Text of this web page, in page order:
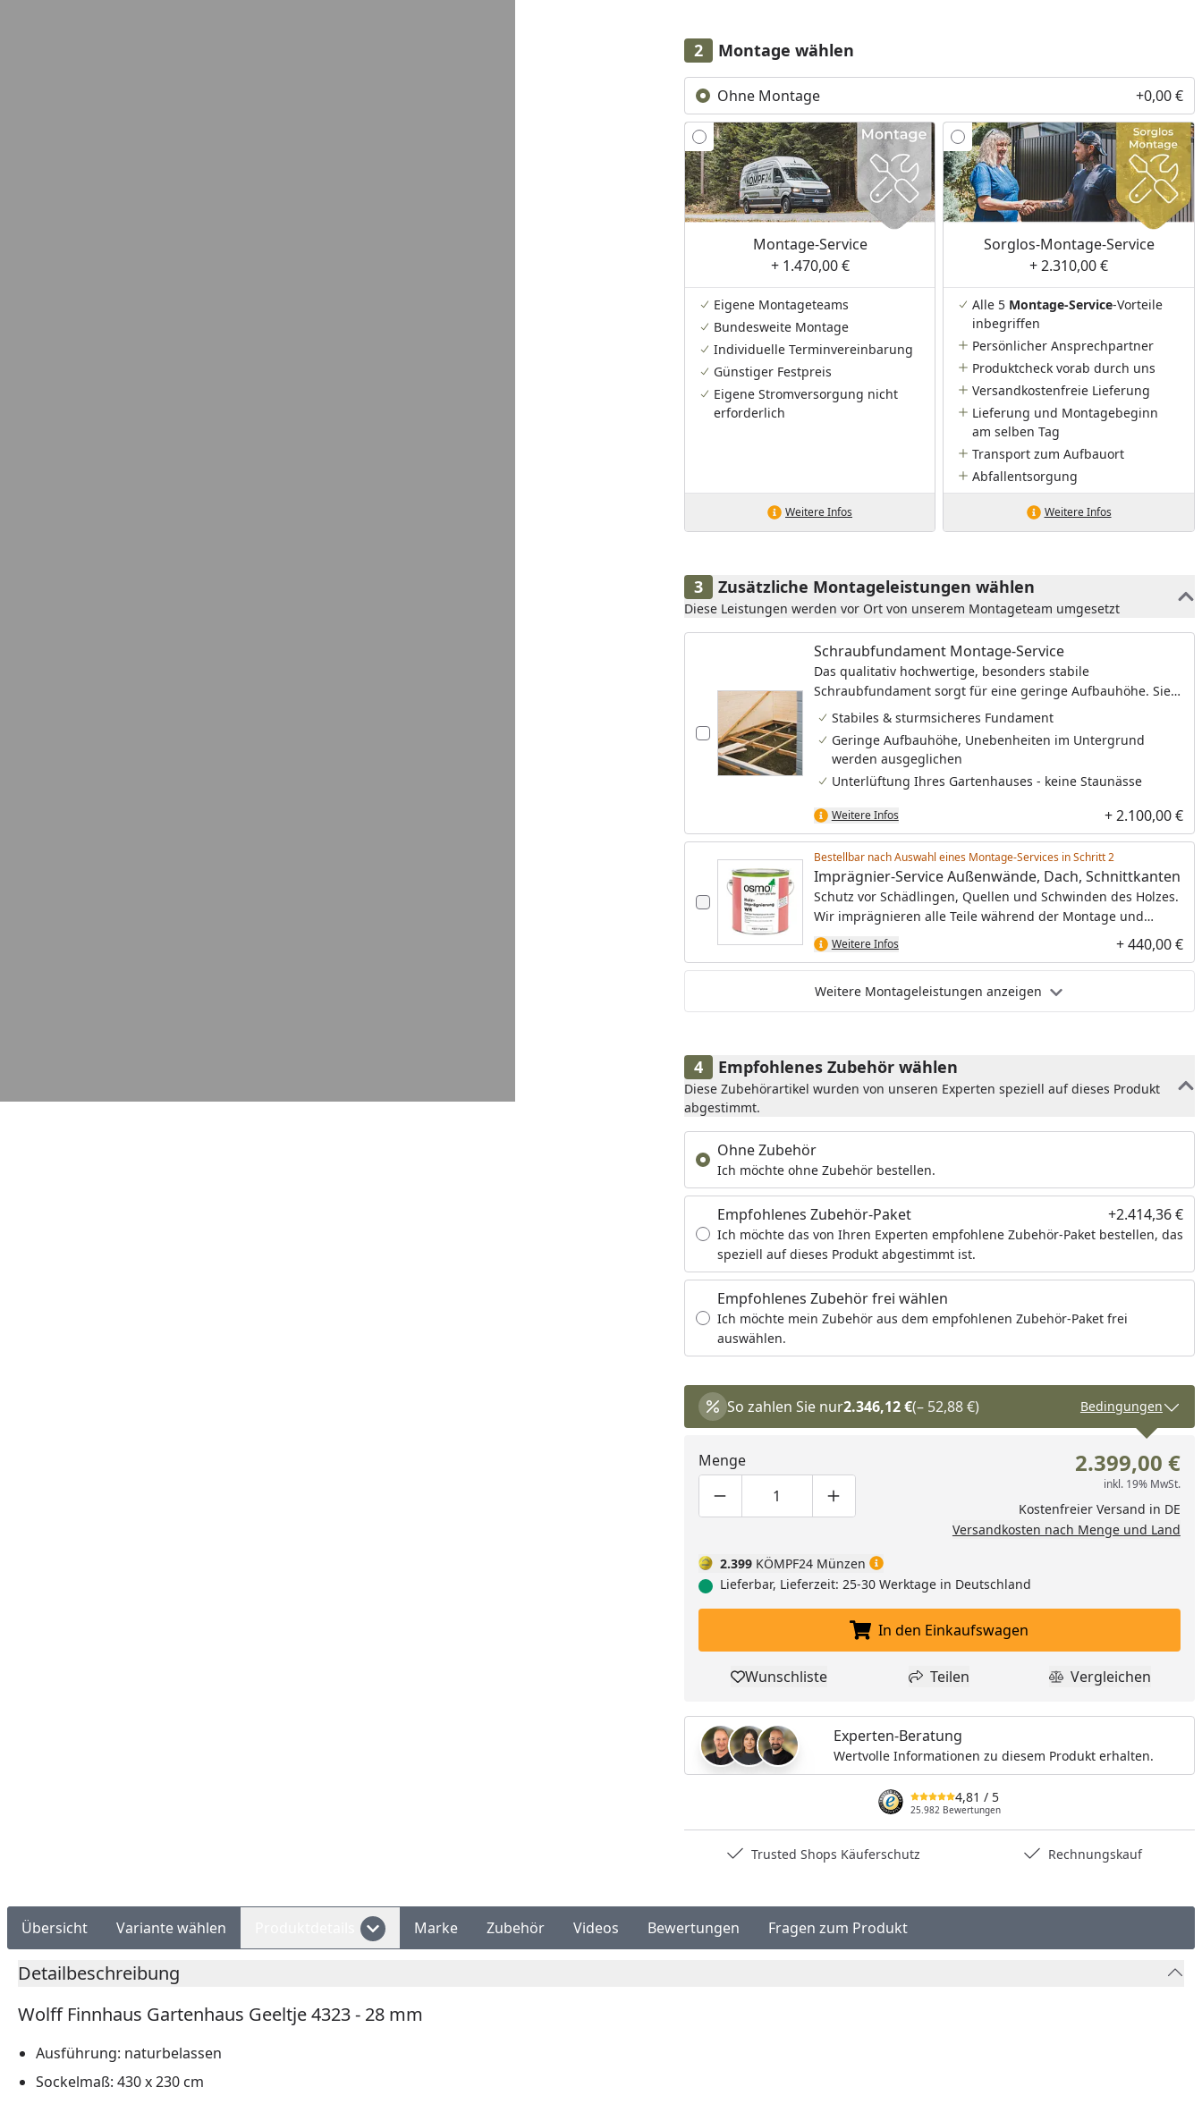
Montage wählen
Ohne Montage +0,00 €
Montage-Service
+ 1.470,00 €
Eigene Montageteams
Bundesweite Montage
Individuelle Terminvereinbarung
Günstiger Festpreis
Eigene Stromversorgung nicht
erforderlich
Weitere Infos
Sorglos-Montage-Service
+ 2.310,00 €
Alle 5 Montage-Service-Vorteile
inbegriffen
Persönlicher Ansprechpartner
Produktcheck vorab durch uns
Versandkostenfreie Lieferung
Lieferung und Montagebeginn
am selben Tag
Transport zum Aufbauort
Abfallentsorgung
Weitere Infos
Zusätzliche Montageleistungen wählen
Diese Leistungen werden vor Ort von unserem Montageteam umgesetzt
Schraubfundament Montage-Service
Das qualitativ hochwertige, besonders stabile
Schraubfundament sorgt für eine geringe Aufbauhöhe. Sie
haben damit eine bequeme, niedrige Stufe und gleichzeitig
dem Schraubfundament keine Gummi-Pads und
Sturmwinkel.
Stabiles & sturmsicheres Fundament
Geringe Aufbauhöhe, Unebenheiten im Untergrund
werden ausgeglichen
Unterlüftung Ihres Gartenhauses - keine Staunässe
Weitere Infos + 2.100,00 €
Bestellbar nach Auswahl eines Montage-Services in Schritt
Imprägnier-Service Außenwände, Dach, Schnittkanten
Schutz vor Schädlingen, Quellen und Schwinden des Holzes.
Wir imprägnieren alle Teile während der Montage und
schaffen so die optimale Grundlage für den Endanstrich.
Weitere Infos + 440,00 €
Weitere Montageleistungen anzeigen
Empfohlenes Zubehör wählen
Diese Zubehörartikel wurden von unseren Experten speziell auf dieses Produkt
abgestimmt.
Ohne Zubehör
Ich möchte ohne Zubehör bestellen.
Empfohlenes Zubehör-Paket +2.414,36 €
Ich möchte das von Ihren Experten empfohlene Zubehör-Paket bestellen, das
speziell auf dieses Produkt abgestimmt ist.
Empfohlenes Zubehör frei wählen
Ich möchte mein Zubehör aus dem empfohlenen Zubehör-Paket frei
auswählen.
So zahlen Sie nur2.346,12 €(– 52,88 €) Bedingungen
Menge
Produktmenge um eins verringern
Produktmenge manuell eingeben
Produktmenge um eins erhöhen
2.399,00 €
inkl. 19% MwSt.
Kostenfreier Versand in DE
Versandkosten nach Menge und Land
2.399 KÖMPF24 Münzen
Lieferbar, Lieferzeit: 25-30 Werktage in Deutschland
In den Einkaufswagen legen
In den Einkaufswagen
Produkt zur Wunschliste hinzufügen
Wunschliste Teilen
Teilen Produkt
Vergleichen
Experten-Beratung
Wertvolle Informationen zu diesem Produkt erhalten.
4,81 / 5
25.982 Bewertungen
Trusted Shops Käuferschutz Rechnungskauf
Übersicht Variante wählen Marke Zubehör Videos Bewertungen Fragen zum Produkt
Detailbeschreibung
Wolff Finnhaus Gartenhaus Geeltje 4323 - 28 mm
Ausführung: naturbelassen
Sockelmaß: 430 x 230 cm